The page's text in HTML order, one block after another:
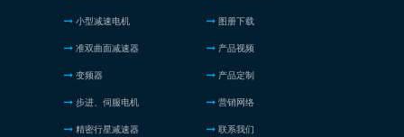
小型减速电机
准双曲面减速器
变频器
步进、伺服电机
精密行星减速器
图册下载
产品视频
产品定制
营销网络
联系我们